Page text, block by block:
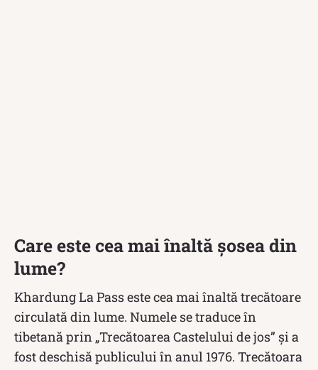
Care este cea mai înaltă șosea din
lume?
Khardung La Pass este cea mai înaltă trecătoare
circulată din lume. Numele se traduce în
tibetană prin „Trecătoarea Castelului de jos” și a
fost deschisă publicului în anul 1976. Trecătoara